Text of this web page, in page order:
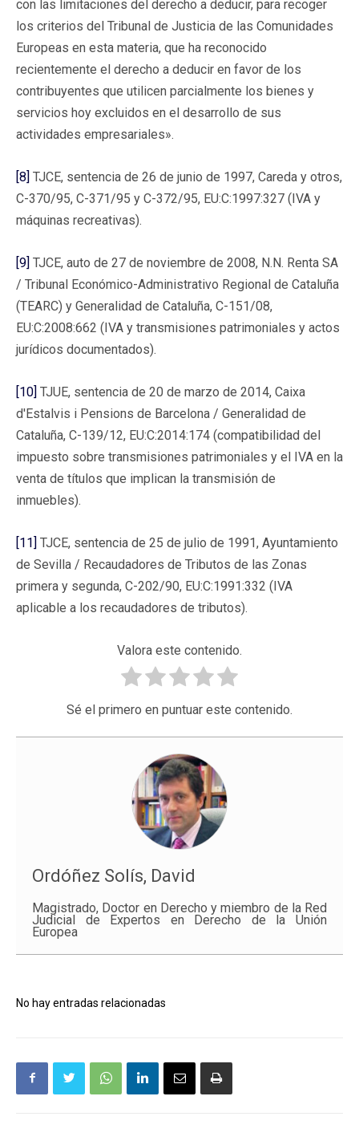
con las limitaciones del derecho a deducir, para recoger
los criterios del Tribunal de Justicia de las Comunidades
Europeas en esta materia, que ha reconocido
recientemente el derecho a deducir en favor de los
contribuyentes que utilicen parcialmente los bienes y
servicios hoy excluidos en el desarrollo de sus
actividades empresariales».
[8] TJCE, sentencia de 26 de junio de 1997, Careda y otros,
C-370/95, C-371/95 y C-372/95, EU:C:1997:327 (IVA y
máquinas recreativas).
[9] TJCE, auto de 27 de noviembre de 2008, N.N. Renta SA
/ Tribunal Económico-Administrativo Regional de Cataluña
(TEARC) y Generalidad de Cataluña, C-151/08,
EU:C:2008:662 (IVA y transmisiones patrimoniales y actos
jurídicos documentados).
[10] TJUE, sentencia de 20 de marzo de 2014, Caixa
d'Estalvis i Pensions de Barcelona / Generalidad de
Cataluña, C-139/12, EU:C:2014:174 (compatibilidad del
impuesto sobre transmisiones patrimoniales y el IVA en la
venta de títulos que implican la transmisión de
inmuebles).
[11] TJCE, sentencia de 25 de julio de 1991, Ayuntamiento
de Sevilla / Recaudadores de Tributos de las Zonas
primera y segunda, C-202/90, EU:C:1991:332 (IVA
aplicable a los recaudadores de tributos).
Valora este contenido.
Sé el primero en puntuar este contenido.
Ordóñez Solís, David
Magistrado, Doctor en Derecho y miembro de la Red
Judicial de Expertos en Derecho de la Unión
Europea
No hay entradas relacionadas